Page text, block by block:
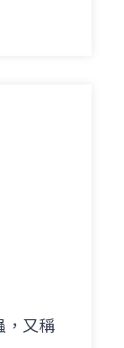
，又稱